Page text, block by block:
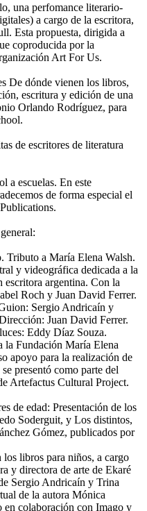
una perfomance literario-
a cargo de la escritora,
Esta propuesta, dirigida a
coproducida por la
Art For Us.
De dónde vienen los libros,
escritura y edición de una
Orlando Rodríguez, para
de escritores de literatura
a escuelas. En este
de forma especial el
Tributo a María Elena Walsh.
y videográfica dedicada a la
escritora argentina. Con la
Roch y Juan David Ferrer.
Sergio Andricaín y
Juan David Ferrer.
Eddy Díaz Souza.
la Fundación María Elena
apoyo para la realización de
presentó como parte del
Artefactus Cultural Project.
de edad: Presentación de los
Soderguit, y Los distintos,
Gómez, publicados por
libros para niños, a cargo
y directora de arte de Ekaré
Sergio Andricaín y Trina
de la autora Mónica
en colaboración con Imago y